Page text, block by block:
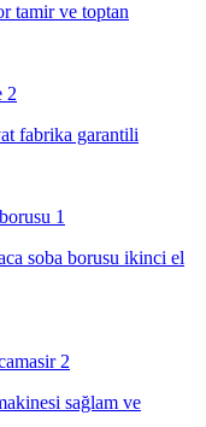
tamir ve toptan
fabrika garantili
soba borusu ikinci el
sağlam ve